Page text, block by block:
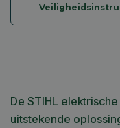
De STIHL
uitstekende